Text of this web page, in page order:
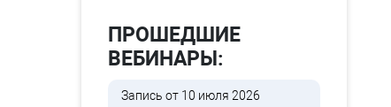
ПРОШЕДШИЕ
ВЕБИНАРЫ:
Запись от 10 июля 2026